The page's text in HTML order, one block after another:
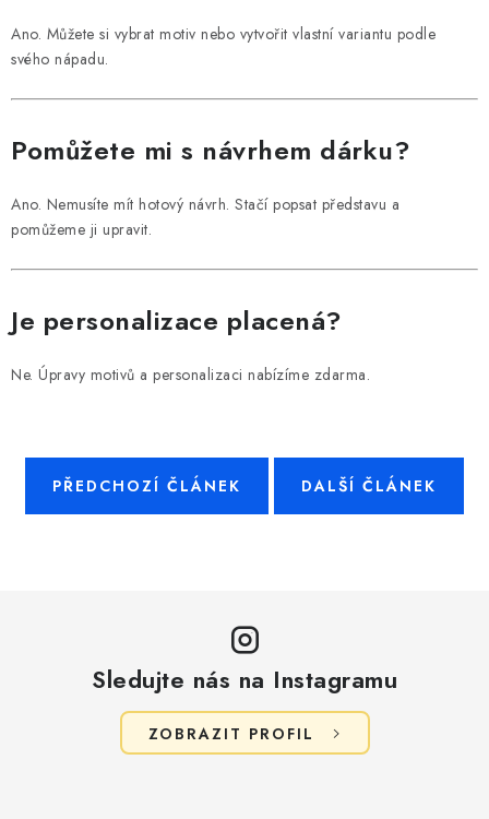
Ano. Můžete si vybrat motiv nebo vytvořit vlastní variantu podle
svého nápadu.
Pomůžete mi s návrhem dárku?
Ano. Nemusíte mít hotový návrh. Stačí popsat představu a
pomůžeme ji upravit.
Je personalizace placená?
Ne. Úpravy motivů a personalizaci nabízíme zdarma.
PŘEDCHOZÍ ČLÁNEK DALŠÍ ČLÁNEK
Sledujte nás na Instagramu
ZOBRAZIT PROFIL